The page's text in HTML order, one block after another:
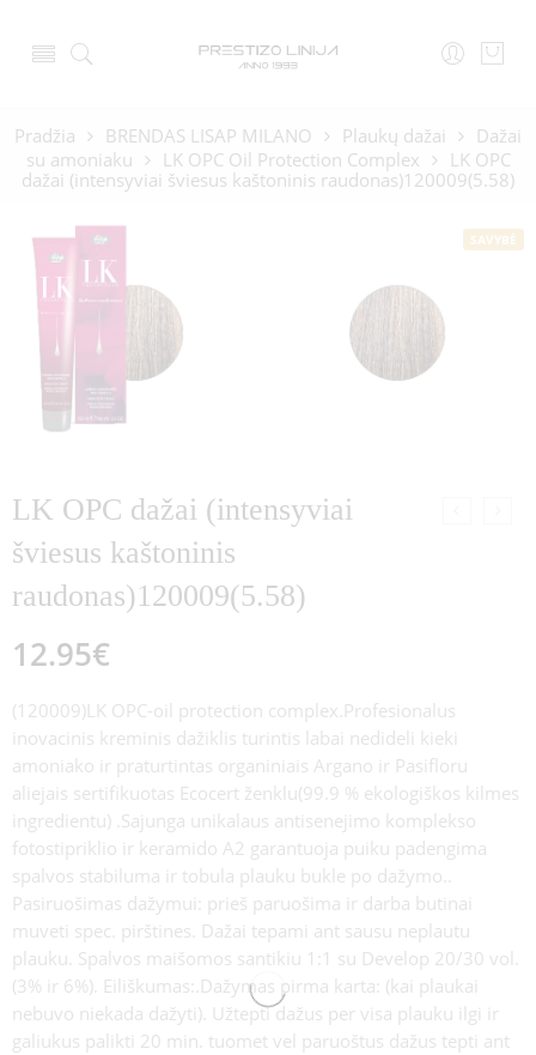
Pradžia BRENDAS LISAP MILANO Plaukų dažai
Dažai
su amoniaku
LK OPC Oil Protection Complex
LK OPC
dažai (intensyviai šviesus kaštoninis raudonas)120009(5.58)
SAVYBĖ
LK OPC dažai (intensyviai
šviesus kaštoninis
raudonas)120009(5.58)
12.95€
(120009)LK OPC-oil protection complex.Profesionalus
inovacinis kreminis dažiklis turintis labai nedideli kieki
amoniako ir praturtintas organiniais Argano ir Pasifloru
aliejais sertifikuotas Ecocert ženklu(99.9 % ekologiškos kilmes
ingredientu) .Sajunga unikalaus antisenejimo komplekso
fotostipriklio ir keramido A2 garantuoja puiku padengima
spalvos stabiluma ir tobula plauku bukle po dažymo..
Pasiruošimas dažymui: prieš paruošima ir darba butinai
muveti spec. pirštines. Dažai tepami ant sausu neplautu
plauku. Spalvos maišomos santikiu 1:1 su Develop 20/30 vol.
(3% ir 6%). Eiliškumas:.Dažymas pirma karta: (kai plaukai
nebuvo niekada dažyti). Užtepti dažus per visa plauku ilgi ir
galiukus palikti 20 min. tuomet vel paruoštus dažus tepti ant